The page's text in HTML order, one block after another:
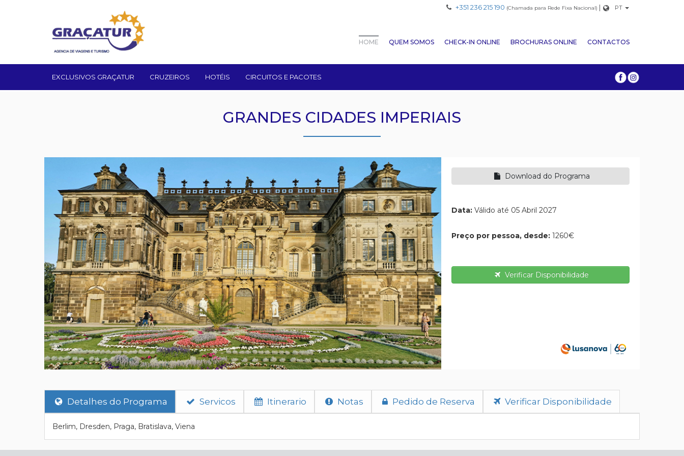
+351 236 215 190 (Chamada para Rede Fixa Nacional) | PT
HOME QUEM SOMOS CHECK-IN ONLINE BROCHURAS ONLINE CONTACTOS
EXCLUSIVOS GRAÇATUR CRUZEIROS HOTÉIS CIRCUITOS E PACOTES
GRANDES CIDADES IMPERIAIS
Download do Programa
Data: Válido até 05 Abril 2027
Preço por pessoa, desde: 1260€
Verificar Disponibilidade
Detalhes do Programa Servicos Itinerario Notas Pedido de Reserva Verificar Disponibilidade
Berlim, Dresden, Praga, Bratislava, Viena